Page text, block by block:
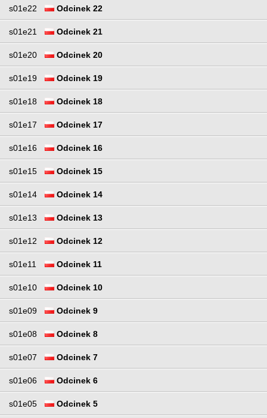
s01e22 Odcinek 22
s01e21 Odcinek 21
s01e20 Odcinek 20
s01e19 Odcinek 19
s01e18 Odcinek 18
s01e17 Odcinek 17
s01e16 Odcinek 16
s01e15 Odcinek 15
s01e14 Odcinek 14
s01e13 Odcinek 13
s01e12 Odcinek 12
s01e11 Odcinek 11
s01e10 Odcinek 10
s01e09 Odcinek 9
s01e08 Odcinek 8
s01e07 Odcinek 7
s01e06 Odcinek 6
s01e05 Odcinek 5